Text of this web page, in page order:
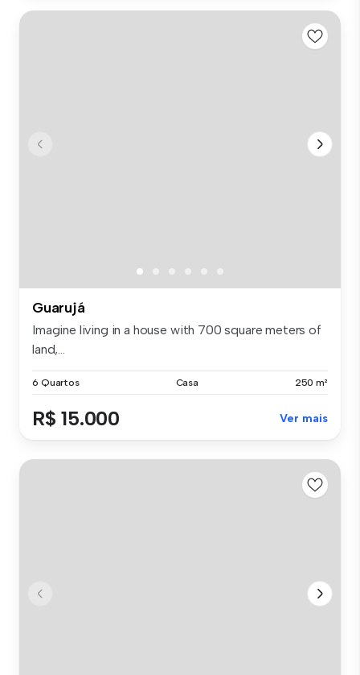
Guarujá
Imagine living in a house with 700 square meters of
land,...
6 Quartos Casa 250 m²
R$ 15.000 Ver mais